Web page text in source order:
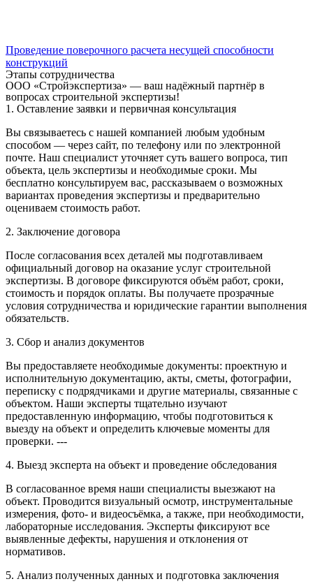
Проведение поверочного расчета несущей способности
конструкций
Этапы сотрудничества
ООО «Стройэкспертиза» — ваш надёжный партнёр в
вопросах строительной экспертизы!
1. Оставление заявки и первичная консультация
Вы связываетесь с нашей компанией любым удобным
способом — через сайт, по телефону или по электронной
почте. Наш специалист уточняет суть вашего вопроса, тип
объекта, цель экспертизы и необходимые сроки. Мы
бесплатно консультируем вас, рассказываем о возможных
вариантах проведения экспертизы и предварительно
оцениваем стоимость работ.
2. Заключение договора
После согласования всех деталей мы подготавливаем
официальный договор на оказание услуг строительной
экспертизы. В договоре фиксируются объём работ, сроки,
стоимость и порядок оплаты. Вы получаете прозрачные
условия сотрудничества и юридические гарантии выполнения
обязательств.
3. Сбор и анализ документов
Вы предоставляете необходимые документы: проектную и
исполнительную документацию, акты, сметы, фотографии,
переписку с подрядчиками и другие материалы, связанные с
объектом. Наши эксперты тщательно изучают
предоставленную информацию, чтобы подготовиться к
выезду на объект и определить ключевые моменты для
проверки. ---
4. Выезд эксперта на объект и проведение обследования
В согласованное время наши специалисты выезжают на
объект. Проводится визуальный осмотр, инструментальные
измерения, фото- и видеосъёмка, а также, при необходимости,
лабораторные исследования. Эксперты фиксируют все
выявленные дефекты, нарушения и отклонения от
нормативов.
5. Анализ полученных данных и подготовка заключения